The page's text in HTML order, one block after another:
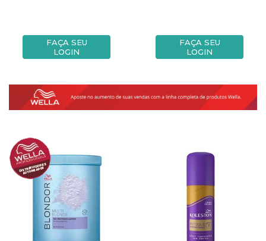
FAÇA SEU
LOGIN
FAÇA SEU
LOGIN